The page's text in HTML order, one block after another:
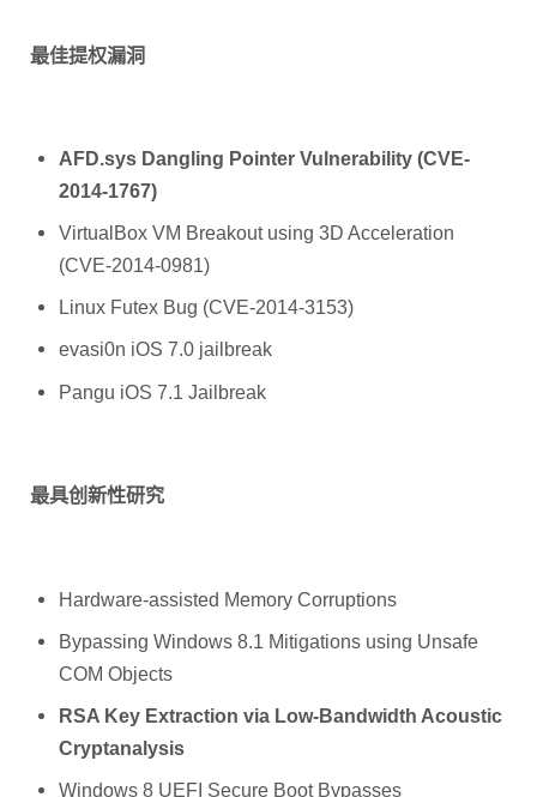
最佳提权漏洞
AFD.sys Dangling Pointer Vulnerability (CVE-
2014-1767)
VirtualBox VM Breakout using 3D Acceleration
(CVE-2014-0981)
Linux Futex Bug (CVE-2014-3153)
evasi0n iOS 7.0 jailbreak
Pangu iOS 7.1 Jailbreak
最具创新性研究
Hardware-assisted Memory Corruptions
Bypassing Windows 8.1 Mitigations using Unsafe
COM Objects
RSA Key Extraction via Low-Bandwidth Acoustic
Cryptanalysis
Windows 8 UEFI Secure Boot Bypasses